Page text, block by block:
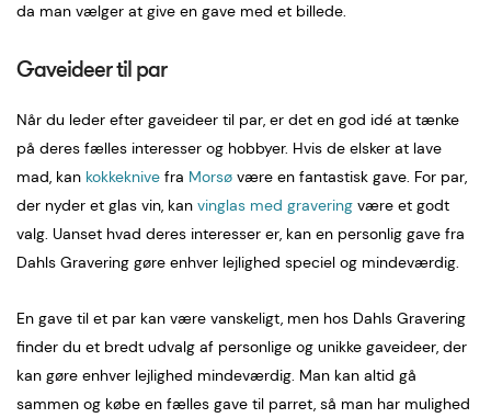
da man vælger at give en gave med et billede.
Gaveideer til par
Når du leder efter gaveideer til par, er det en god idé at tænke
på deres fælles interesser og hobbyer. Hvis de elsker at lave
mad, kan kokkeknive fra Morsø være en fantastisk gave. For par,
der nyder et glas vin, kan vinglas med gravering være et godt
valg. Uanset hvad deres interesser er, kan en personlig gave fra
Dahls Gravering gøre enhver lejlighed speciel og mindeværdig.
En gave til et par kan være vanskeligt, men hos Dahls Gravering
finder du et bredt udvalg af personlige og unikke gaveideer, der
kan gøre enhver lejlighed mindeværdig. Man kan altid gå
sammen og købe en fælles gave til parret, så man har mulighed